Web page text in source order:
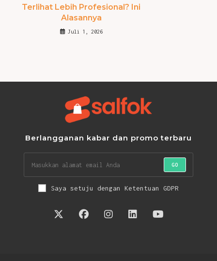
Terlihat Lebih Profesional? Ini
Alasannya
Juli 1, 2026
Berlangganan kabar dan promo terbaru
GO
Saya setuju dengan Ketentuan GDPR